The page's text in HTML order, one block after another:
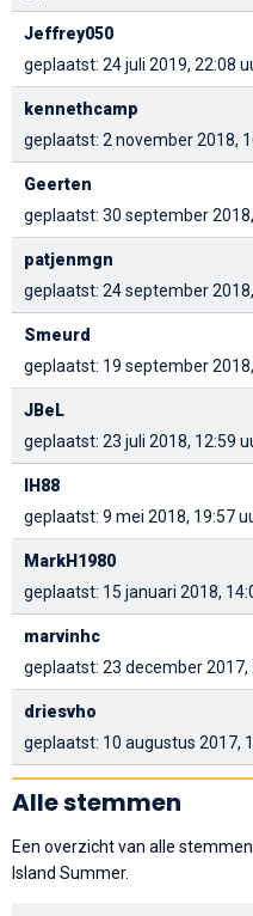
Jeffrey050
geplaatst: 24 juli 2019, 22:08
kennethcamp
geplaatst: 2 november 2018,
Geerten
geplaatst: 30 september
patjenmgn
geplaatst: 24 september
Smeurd
geplaatst: 19 september
JBeL
geplaatst: 23 juli 2018, 12:59
IH88
geplaatst: 9 mei 2018, 19:57
MarkH1980
geplaatst: 15 januari 2018,
marvinhc
geplaatst: 23 december 2017,
driesvho
geplaatst: 10 augustus 2017,
Alle stemmen
Een overzicht van alle
Island Summer.